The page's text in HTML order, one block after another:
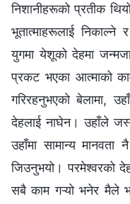
निशानीहरूको प्रतीक
भूतात्माहरूलाई
युगमा येशूको देहमा
प्रकट भएका आत्माको
गरिरहनुभएको बेलामा,
देहलाई नाघेन। उहाँले
उहाँमा सामान्य
जिउनुभयो। परमेश्‍वरको
सबै काम गऱ्यो भनेर मैले